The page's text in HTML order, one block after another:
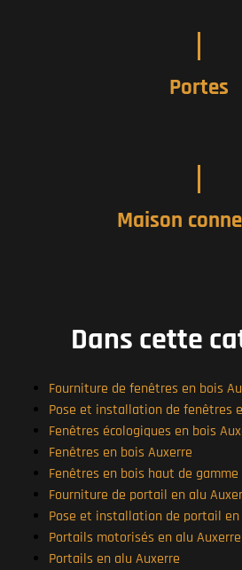
Portes
Maison
Dans cette
Fourniture de fenêtres en bois
Pose et installation de fenêtres
Fenêtres écologiques en bois
Fenêtres en bois Auxerre
Fenêtres en bois haut de
Fourniture de portail en alu
Pose et installation de portail en
Portails motorisés en alu Auxerre
Portails en alu Auxerre